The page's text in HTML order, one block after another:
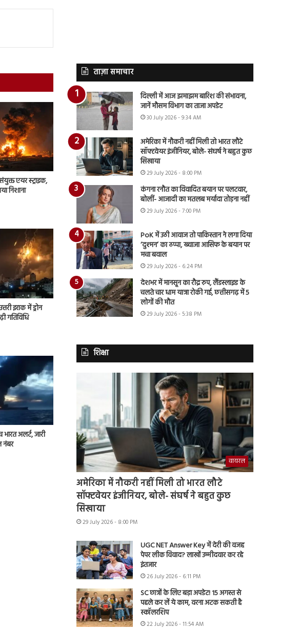
एयर स्ट्राइक,
निशाना
इराक में ड्रोन
गतिविधि
अलर्ट, जारी
नंबर
ताज़ा समाचार
दिल्ली में आज झमाझम बारिश की संभावना,
जानें मौसम विभाग का ताजा अपडेट
30 July 2026 - 9:34 AM
अमेरिका में नौकरी नहीं मिली तो भारत लौटे
सॉफ्टवेयर इंजीनियर, बोले- संघर्ष ने बहुत कुछ
सिखाया
29 July 2026 - 8:00 PM
कंगना रनौत का विवादित बयान पर पलटवार,
बोलीं- आजादी का मतलब मर्यादा तोड़ना नहीं
29 July 2026 - 7:00 PM
PoK में उठी आवाज तो पाकिस्तान ने लगा दिया
‘दुश्मन’ का ठप्पा, ख्वाजा आसिफ के बयान पर
मचा बवाल
29 July 2026 - 6:24 PM
देशभर में मानसून का रौद्र रुप, लैंडस्लाइड के
चलते चार धाम यात्रा रोकी गई, छत्तीसगढ़ में 5
लोगों की मौत
29 July 2026 - 5:38 PM
शिक्षा
वायरल
अमेरिका में नौकरी नहीं मिली तो भारत लौटे
सॉफ्टवेयर इंजीनियर, बोले- संघर्ष ने बहुत कुछ
सिखाया
29 July 2026 - 8:00 PM
UGC NET Answer Key में देरी की वजह
पेपर लीक विवाद? लाखों उम्मीदवार कर रहे
इंतजार
26 July 2026 - 6:11 PM
SC छात्रों के लिए बड़ा अपडेट! 15 अगस्त से
पहले कर लें ये काम, वरना अटक सकती है
स्कॉलरशिप
22 July 2026 - 11:54 AM